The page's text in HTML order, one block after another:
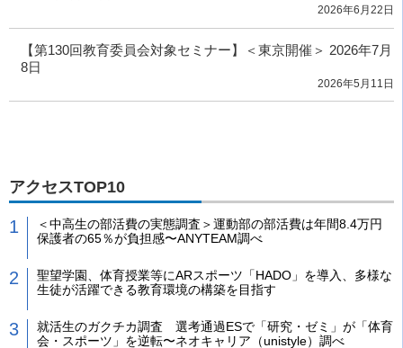
2026年6月22日
【第130回教育委員会対象セミナー】＜東京開催＞ 2026年7月
8日
2026年5月11日
アクセスTOP10
＜中高生の部活費の実態調査＞運動部の部活費は年間8.4万円
保護者の65％が負担感〜ANYTEAM調べ
聖望学園、体育授業等にARスポーツ「HADO」を導入、多様な
生徒が活躍できる教育環境の構築を目指す
就活生のガクチカ調査 選考通過ESで「研究・ゼミ」が「体育
会・スポーツ」を逆転〜ネオキャリア（unistyle）調べ